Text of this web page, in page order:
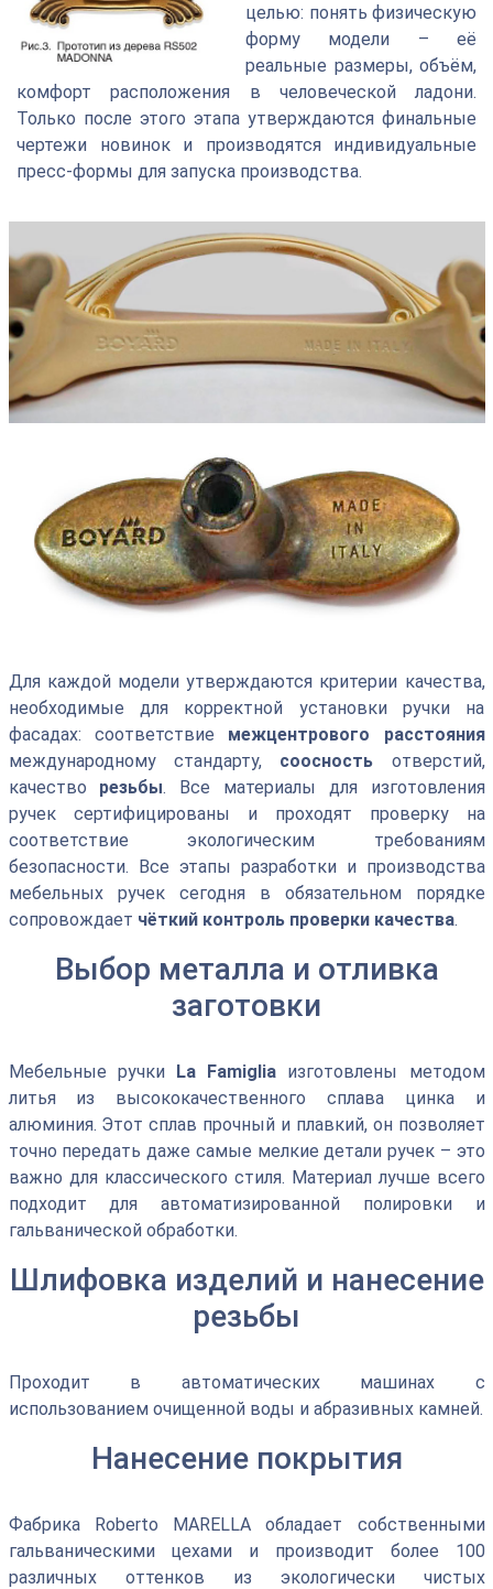
целью: понять физическую
форму модели – её
реальные размеры, объём,
комфорт расположения в человеческой ладони.
Только после этого этапа утверждаются финальные
чертежи новинок и производятся индивидуальные
пресс-формы для запуска производства.
Для каждой модели утверждаются критерии качества,
необходимые для корректной установки ручки на
фасадах: соответствие межцентрового расстояния
международному стандарту, соосность отверстий,
качество резьбы. Все материалы для изготовления
ручек сертифицированы и проходят проверку на
соответствие экологическим требованиям
безопасности. Все этапы разработки и производства
мебельных ручек сегодня в обязательном порядке
сопровождает чёткий контроль проверки качества.
Выбор металла и отливка
заготовки
Мебельные ручки La Famiglia изготовлены методом
литья из высококачественного сплава цинка и
алюминия. Этот сплав прочный и плавкий, он позволяет
точно передать даже самые мелкие детали ручек – это
важно для классического стиля. Материал лучше всего
подходит для автоматизированной полировки и
гальванической обработки.
Шлифовка изделий и нанесение
резьбы
Проходит в автоматических машинах с
использованием очищенной воды и абразивных камней.
Нанесение покрытия
Фабрика Roberto MARELLA обладает собственными
гальваническими цехами и производит более 100
различных оттенков из экологически чистых